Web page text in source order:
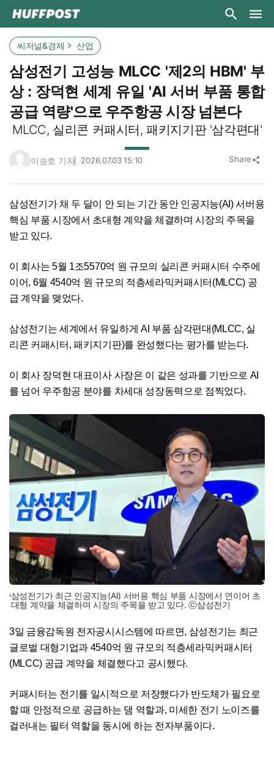
씨저널&경제 산업
삼성전기 고성능 MLCC '제2의 HBM' 부
상 : 장덕현 세계 유일 'AI 서버 부품 통합
공급 역량'으로 우주항공 시장 넘본다
MLCC, 실리콘 커패시터, 패키지기판 '삼각편대'
이승호 기자 2026.07.03 15:10 Share share
삼성전기가 채 두 달이 안 되는 기간 동안 인공지능(AI) 서버용
핵심 부품 시장에서 초대형 계약을 체결하며 시장의 주목을
받고 있다.
이 회사는 5월 1조5570억 원 규모의 실리콘 커패시터 수주에
이어, 6월 4540억 원 규모의 적층세라믹커패시터(MLCC) 공
급 계약을 맺었다.
삼성전기는 세계에서 유일하게 AI 부품 삼각편대(MLCC, 실
리콘 커패시터, 패키지기판)를 완성했다는 평가를 받는다.
이 회사 장덕현 대표이사 사장은 이 같은 성과를 기반으로 AI
를 넘어 우주항공 분야를 차세대 성장동력으로 점찍었다.
삼성전기가 최근 인공지능(AI) 서버용 핵심 부품 시장에서 연이어 초
대형 계약을 체결하며 시장의 주목을 받고 있다. ⓒ삼성전기
3일 금융감독원 전자공시시스템에 따르면, 삼성전기는 최근
글로벌 대형기업과 4540억 원 규모의 적층세라믹커패시터
(MLCC) 공급 계약을 체결했다고 공시했다.
커패시터는 전기를 일시적으로 저장했다가 반도체가 필요로
할 때 안정적으로 공급하는 댐 역할과, 미세한 전기 노이즈를
걸러내는 필터 역할을 동시에 하는 전자부품이다.